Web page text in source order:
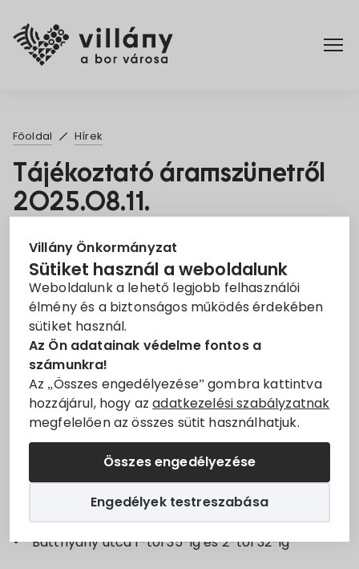
Villány Önkormányzat
Sütiket használ a weboldalunk
Weboldalunk a lehető legjobb felhasználói
élmény és a biztonságos működés érdekében
sütiket használ.
Az Ön adatainak védelme fontos a
számunkra!
Az „Összes engedélyezése” gombra kattintva
hozzájárul, hogy azadatkezelési szabályzatnak
megfelelően az összes sütit használhatjuk.
Összes engedélyezése
Engedélyek testreszabása
Elérhetőségek
Rendelettár
Pályázatok
Dokumentumok
Állásajánlatok
Szolgáltatók
Turizmus
Választási információk
Választási szervek
Főoldal Hírek
Tájékoztató áramszünetről
2025.08.11.
Áramszünet EON Tájékoztató
Tisztelt Ügyfelünk!
Tájékoztatjuk, hogy az áramszolgáltatást
időszakosan szüneteltetjük
2025.08.11-én 8 órától 16 óráig
A meghirdetett áramszünet oka:Fejlesztési
munkálatok elvégzése
Érintett utcák szakaszok:
Batthyány utca 1-től 35-ig és 2-től 32-ig